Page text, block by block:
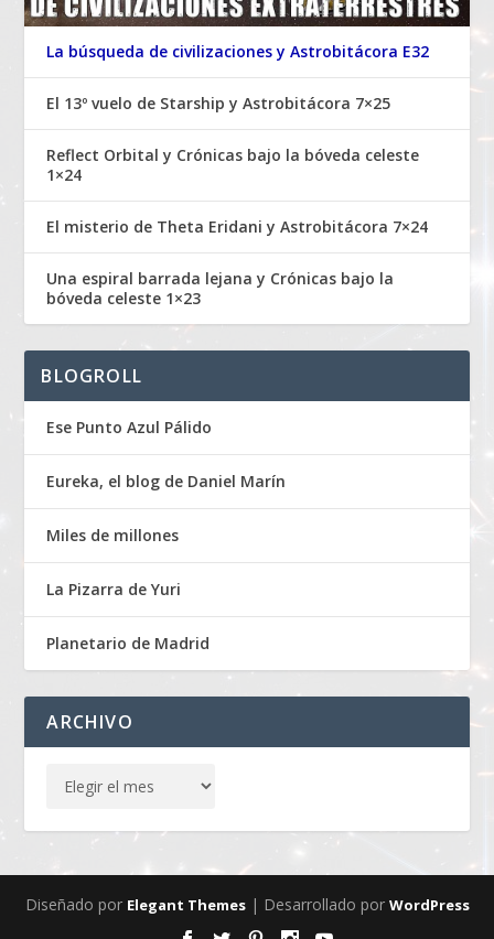
La búsqueda de civilizaciones y Astrobitácora E32
El 13º vuelo de Starship y Astrobitácora 7×25
Reflect Orbital y Crónicas bajo la bóveda celeste
1×24
El misterio de Theta Eridani y Astrobitácora 7×24
Una espiral barrada lejana y Crónicas bajo la
bóveda celeste 1×23
BLOGROLL
Ese Punto Azul Pálido
Eureka, el blog de Daniel Marín
Miles de millones
La Pizarra de Yuri
Planetario de Madrid
ARCHIVO
Diseñado por Elegant Themes| Desarrollado por WordPress